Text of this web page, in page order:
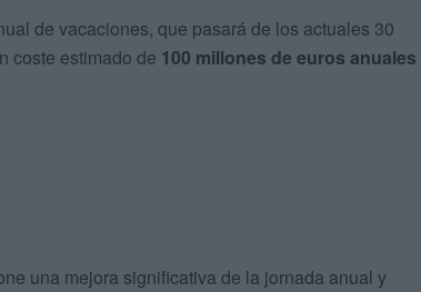
de vacaciones, que pasará de los actuales 30
coste estimado de 100 millones de euros anuales
una mejora significativa de la jornada anual y